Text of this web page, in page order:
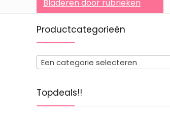
Bladeren door rubrieken
Productcategorieën
Een categorie selecteren
Topdeals!!